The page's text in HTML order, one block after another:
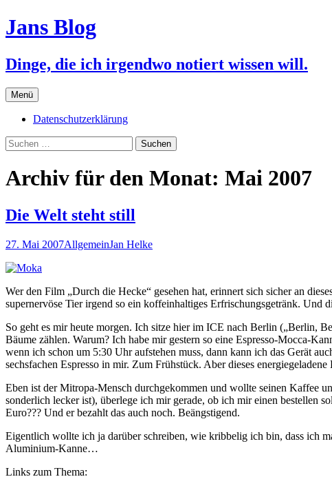
Jans Blog
Dinge, die ich irgendwo notiert wissen will.
Menü Zum
Inhalt
springen
Datenschutzerklärung
Suchen
nach:
Archiv für den Monat: Mai 2007
Die Welt steht still
27. Mai 2007AllgemeinJan Helke
Wer den Film „Durch die Hecke“ gesehen hat, erinnert sich sicher an
supernervöse Tier irgend so ein koffeinhaltiges Erfrischungsgetränk. Und
So geht es mir heute morgen. Ich sitze hier im ICE nach Berlin („Berlin,
Bäume zählen. Warum? Ich habe mir gestern so eine Espresso-Mocca-
wenn ich schon um 5:30 Uhr aufstehen muss, dann kann ich das Gerät
sechsfachen Espresso in mir. Zum Frühstück. Aber dieses
Eben ist der Mitropa-Mensch durchgekommen und wollte seinen Kaffee
sonderlich lecker ist), überlege ich mir gerade, ob ich mir einen bestellen
Euro??? Und er bezahlt das auch noch. Beängstigend.
Eigentlich wollte ich ja darüber schreiben, wie kribbelig ich bin, dass ich
Aluminium-Kanne…
Links zum Thema: